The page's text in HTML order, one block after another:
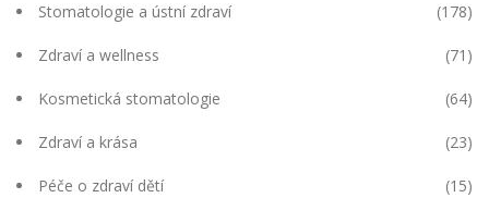
Stomatologie a ústní zdraví (178)
Zdraví a wellness (71)
Kosmetická stomatologie (64)
Zdraví a krása (23)
Péče o zdraví dětí (15)